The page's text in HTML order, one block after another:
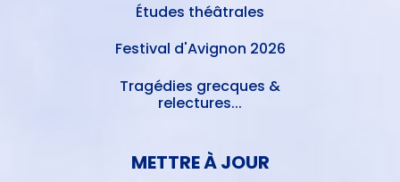
Études théâtrales
Festival d'Avignon 2026
Tragédies grecques &
relectures...
METTRE À JOUR